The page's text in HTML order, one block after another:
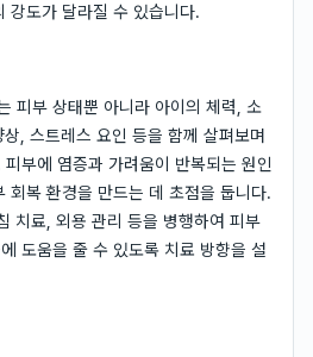
강도가 달라질 수 있습니다.
피부 상태뿐 아니라 아이의 체력, 소
, 스트레스 요인 등을 함께 살펴보며
부에 염증과 가려움이 반복되는 원인
회복 환경을 만드는 데 초점을 둡니다.
치료, 외용 관리 등을 병행하여 피부
도움을 줄 수 있도록 치료 방향을 설